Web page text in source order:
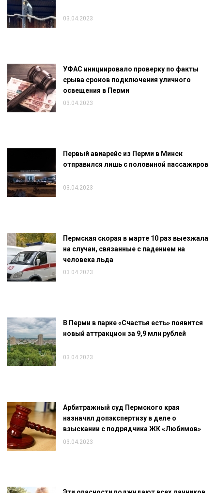
03.04.2023
УФАС инициировало проверку по факты
срыва сроков подключения уличного
освещения в Перми
03.04.2023
Первый авиарейс из Перми в Минск
отправился лишь с половиной пассажиров
03.04.2023
Пермская скорая в марте 10 раз выезжала
на случаи, связанные с падением на
человека льда
03.04.2023
В Перми в парке «Счастья есть» появится
новый аттракцион за 9,9 млн рублей
03.04.2023
Арбитражный суд Пермского края
назначил допэкспертизу в деле о
взыскании с подрядчика ЖК «Любимов»
1,6 млрд рублей
03.04.2023